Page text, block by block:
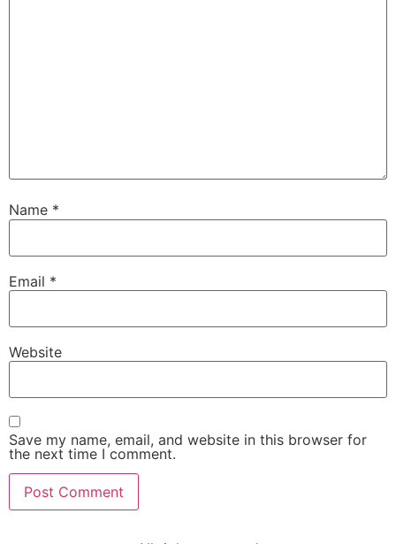
Name *
Email *
Website
Save my name, email, and website in this browser for
the next time I comment.